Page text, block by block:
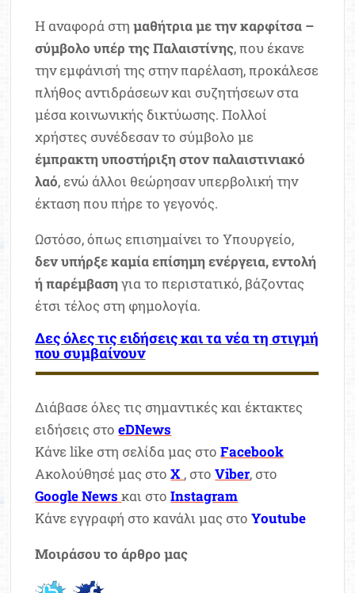
Η αναφορά στημαθήτρια με την καρφίτσα –
σύμβολο υπέρ της Παλαιστίνης, που έκανε
την εμφάνισή της στην παρέλαση, προκάλεσε
πλήθος αντιδράσεων και συζητήσεων στα
μέσα κοινωνικής δικτύωσης. Πολλοί
χρήστες συνέδεσαν το σύμβολο με
έμπρακτη υποστήριξη στον παλαιστινιακό
λαό, ενώ άλλοι θεώρησαν υπερβολική την
έκταση που πήρε το γεγονός.
Ωστόσο, όπως επισημαίνει το Υπουργείο,
δεν υπήρξε καμία επίσημη ενέργεια, εντολή
ή παρέμβασηγια το περιστατικό, βάζοντας
έτσι τέλος στη φημολογία.
Δες όλες τις ειδήσεις και τα νέα τη στιγμή
που συμβαίνουν
Διάβασε όλες τις σημαντικές και έκτακτες
ειδήσεις στοeDNews
Κάνε like στη σελίδα μας στοFacebook
Ακολούθησέ μας στοX , στοViber, στο
Google News και στοInstagram
Κάνε εγγραφή στο κανάλι μας στοYoutube
Μοιράσου το άρθρο μας